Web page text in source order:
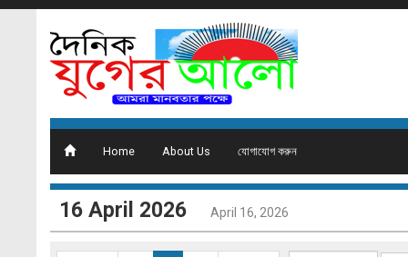
Home About Us যোগাযোগ করুন
16 ‍April 2026 April 16, 2026